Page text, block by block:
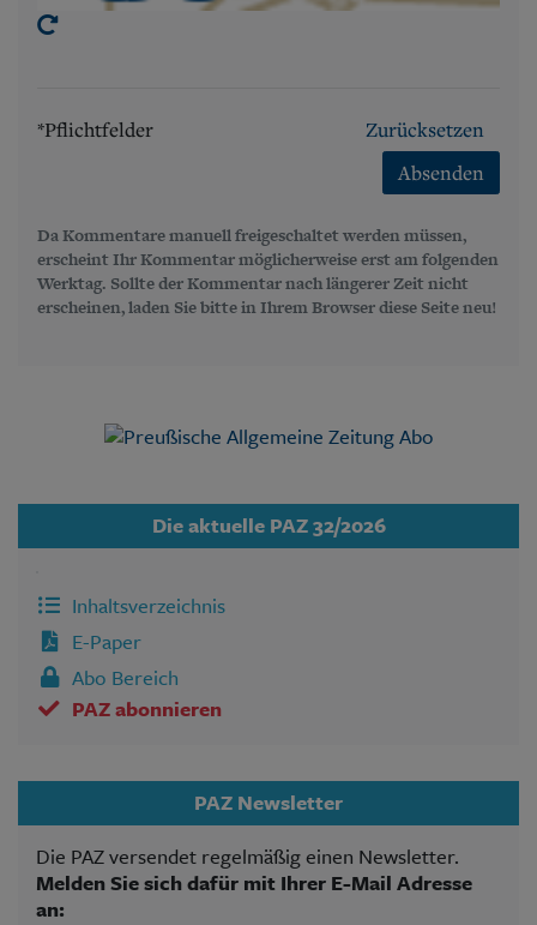
*Pflichtfelder
Zurücksetzen
Absenden
Da Kommentare manuell freigeschaltet werden müssen,
erscheint Ihr Kommentar möglicherweise erst am folgenden
Werktag. Sollte der Kommentar nach längerer Zeit nicht
erscheinen, laden Sie bitte in Ihrem Browser diese Seite neu!
Die aktuelle PAZ 32/2026
Inhaltsverzeichnis
E-Paper
Abo Bereich
PAZ abonnieren
PAZ Newsletter
Die PAZ versendet regelmäßig einen Newsletter.
Melden Sie sich dafür mit Ihrer E-Mail Adresse
an: